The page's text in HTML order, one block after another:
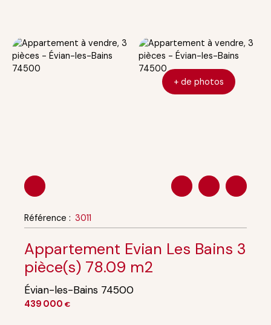
+ de photos
Référence : 3011
Appartement Evian Les Bains 3
pièce(s) 78.09 m2
Évian-les-Bains 74500
439 000 €